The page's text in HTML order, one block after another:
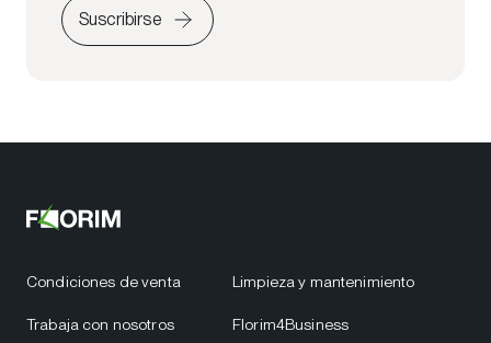
Suscribirse
Condiciones de venta
Trabaja con nosotros
Limpieza y mantenimiento
Florim4Business